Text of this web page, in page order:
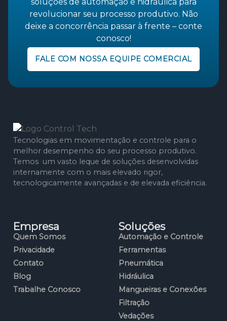
revolucionar seu processo produtivo. Não
deixe a concorrência passar à frente – conte
conosco!
FALE COM NOSSA EQUIPE COMERCIAL
Tecnologias em movimentação e controle para o
melhor desempenho do seu processo produtivo.
Temos um vasto leque de soluções desenvolvidas
internamente com o mais elevado rigor,
tecnologicamente avançadas e de elevada eficiência.
Empresa
Quem Somos
Privacidade
Contato
Blog
Trabalhe Conosco
Soluções
Automação e Controle
Ferramentas
Pneumática
Hidráulica
Mangueiras e Conexões
Filtração
Vedações